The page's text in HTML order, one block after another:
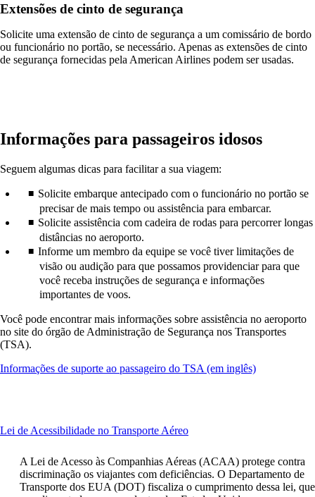
Extensões de cinto de segurança
Solicite uma extensão de cinto de segurança a um comissário de bordo
ou funcionário no portão, se necessário. Apenas as extensões de cinto
de segurança fornecidas pela American Airlines podem ser usadas.
Informações para passageiros idosos
Seguem algumas dicas para facilitar a sua viagem:
Solicite embarque antecipado com o funcionário no portão se
precisar de mais tempo ou assistência para embarcar.
Solicite assistência com cadeira de rodas para percorrer longas
distâncias no aeroporto.
Informe um membro da equipe se você tiver limitações de
visão ou audição para que possamos providenciar para que
você receba instruções de segurança e informações
importantes de voos.
Você pode encontrar mais informações sobre assistência no aeroporto
no site do órgão de Administração de Segurança nos Transportes
(TSA).
Informações de suporte ao passageiro do TSA (em inglês)Abre
que
pode
não
atender
Lei de Acessibilidade no Transporte AéreoThis
can
be
expanded
A Lei de Acesso às Companhias Aéreas (ACAA) protege contra
discriminação os viajantes com deficiências. O Departamento de
Transporte dos EUA (DOT) fiscaliza o cumprimento dessa lei, que